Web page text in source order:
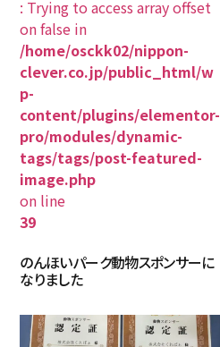
: Trying to access array offset
on false in
/home/osckk02/nippon-
clever.co.jp/public_html/w
p-
content/plugins/elementor-
pro/modules/dynamic-
tags/tags/post-featured-
image.php
on line
39
のんほいパーク動物スポンサーに
なりました